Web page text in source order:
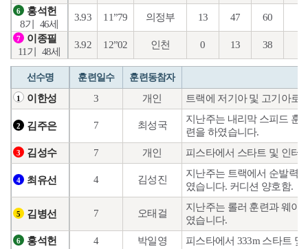
6
홍석헌
8기
46세
3.93 11”79 의정부 13 47 60
7
이종필
11기
48세
3.92 12”02 인천 0 13 38
선수명 훈련일수 훈련동참자
1 이한성 3 개인 트랙에 저기아 및 고기아로
2 김주은 7 최성국
지난주는 내리막 스피드 훈
련을 하였습니다.
3 김성수 7 개인 피스타에서 스타트 및 인터
4 최유선 4 김성진
지난주는 트랙에서 순발력
였습니다. 커디션 양호함.
5 김병선 7 오태걸
지난주는 롤러 훈련과 웨이
였습니다.
6 홍석헌 4 박일영 피스타에서 333m 스타트